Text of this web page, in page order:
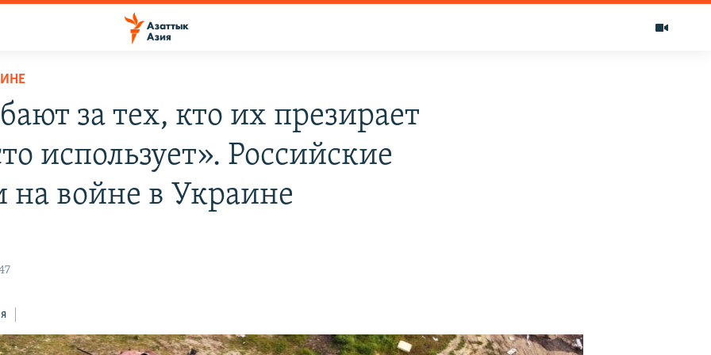
за тех, кто их презирает
использует». Российские
на войне в Украине